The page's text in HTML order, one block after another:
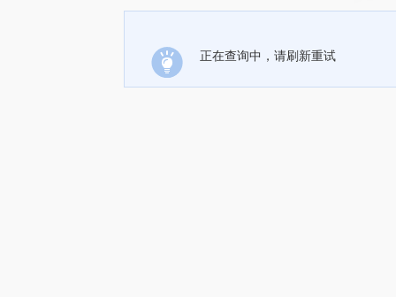
正在查询中，请刷新重试